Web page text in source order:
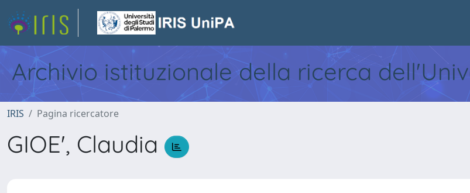
Archivio istituzionale della ricerca
IRIS Pagina ricercatore
GIOE', Claudia